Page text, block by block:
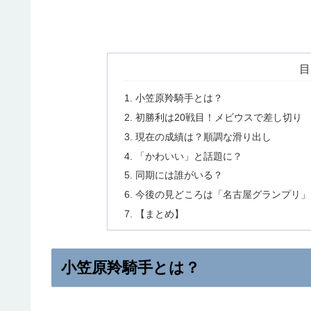
小笠原羚騎手とは？
初勝利は20戦目！メビウスで差し切り
現在の成績は？順調な滑り出し
「かわいい」と話題に？
同期には誰がいる？
今後の見どころは「名古屋グランプリ
【まとめ】
小笠原羚騎手とは？